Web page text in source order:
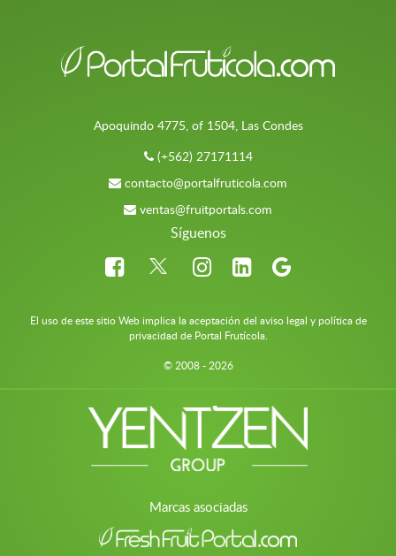
Apoquindo 4775, of 1504, Las Condes
(+562) 27171114
contacto@portalfruticola.com
ventas@fruitportals.com
Síguenos
El uso de este sitio Web implica la aceptación del aviso legal y política de
privacidad de Portal Frutícola.
© 2008 - 2026
Marcas asociadas